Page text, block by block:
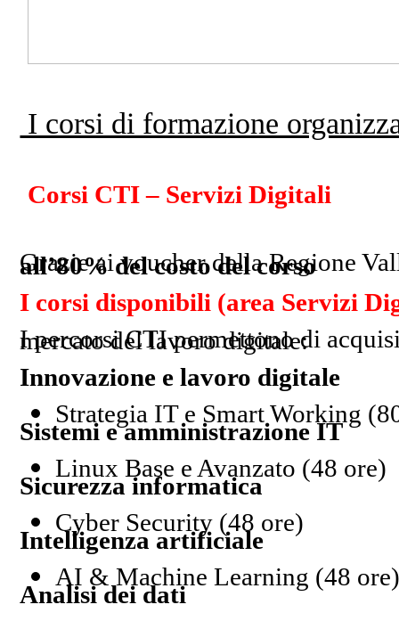
I corsi di formazione
Corsi CTI – Servizi Digitali
Grazie ai voucher della Regione
all’80% del costo del corso
I corsi disponibili (area Servizi
I percorsi CTI permettono di acquisire competenze oggi molto richieste nel mercato del lavoro digitale:
Innovazione e lavoro digitale
Strategia IT e Smart Working
Sistemi e amministrazione IT
Linux Base e Avanzato (48 ore)
Sicurezza informatica
Cyber Security (48 ore)
Intelligenza artificiale
AI & Machine Learning (48
Analisi dei dati